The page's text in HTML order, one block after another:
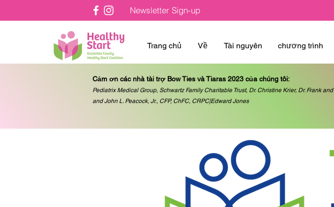
Newsletter Sign-up
Trang chủ Về Tài nguyên chương trình
Cảm ơn các nhà tài trợ Bow Ties và Tiaras 2023 của chúng tôi:
Pediatrix Medical Group, Schwartz Family Charitable Trust, Dr. Christine Krier, Dr. Frank
and John L. Peacock, Jr., CFP, ChFC, CRPC|Edward Jones